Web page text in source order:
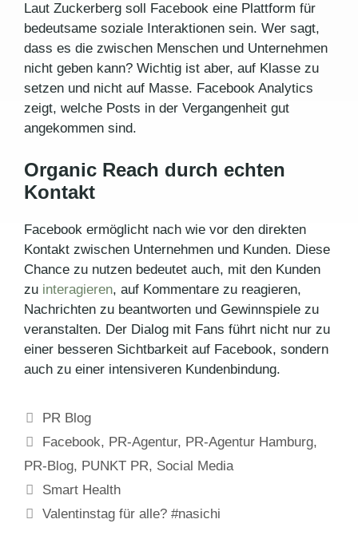
Laut Zuckerberg soll Facebook eine Plattform für
bedeutsame soziale Interaktionen sein. Wer sagt,
dass es die zwischen Menschen und Unternehmen
nicht geben kann? Wichtig ist aber, auf Klasse zu
setzen und nicht auf Masse. Facebook Analytics
zeigt, welche Posts in der Vergangenheit gut
angekommen sind.
Organic Reach durch echten
Kontakt
Facebook ermöglicht nach wie vor den direkten
Kontakt zwischen Unternehmen und Kunden. Diese
Chance zu nutzen bedeutet auch, mit den Kunden
zu interagieren, auf Kommentare zu reagieren,
Nachrichten zu beantworten und Gewinnspiele zu
veranstalten. Der Dialog mit Fans führt nicht nur zu
einer besseren Sichtbarkeit auf Facebook, sondern
auch zu einer intensiveren Kundenbindung.
Kategorien
PR Blog
Schlagwörter
Facebook, PR-Agentur, PR-Agentur Hamburg,
PR-Blog, PUNKT PR, Social Media
Smart Health
Valentinstag für alle? #nasichi